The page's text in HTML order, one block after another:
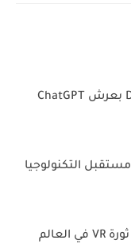
هل يطيح العملاق الصيني DeepSeek بعرش ChatGPT
الواقع المعزز (AR): كيف تغير Meta مستقبل التكنولوجيا
مستقبل الواقع الافتراضي مع ميتا: ثورة VR في العالم